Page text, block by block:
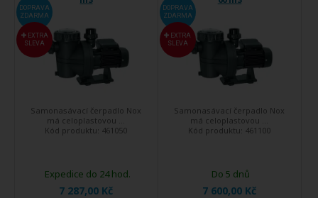
DOPRAVA
ZDARMA
EXTRA
SLEVA
Samonasávací čerpadlo Nox
má celoplastovou ...
Kód produktu: 461050
7 287,00 Kč
Expedice do 24 hod.
DOPRAVA
ZDARMA
EXTRA
SLEVA
Samonasávací čerpadlo Nox
má celoplastovou ...
Kód produktu: 461100
7 600,00 Kč
Do 5 dnů